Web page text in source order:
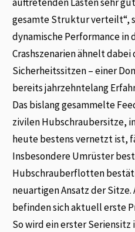
auftretenden Lasten sehr
gesamte Struktur verteilt“,
dynamische Performance in
Crashszenarien ähnelt
Sicherheitssitzen – einer
bereits jahrzehntelang
Das bislang gesammelte
zivilen Hubschraubersitze,
heute bestens vernetzt ist,
Insbesondere Umrüster
Hubschrauberflotten
neuartigen Ansatz der Sitze.
befinden sich aktuell erste
So wird ein erster Seriensitz